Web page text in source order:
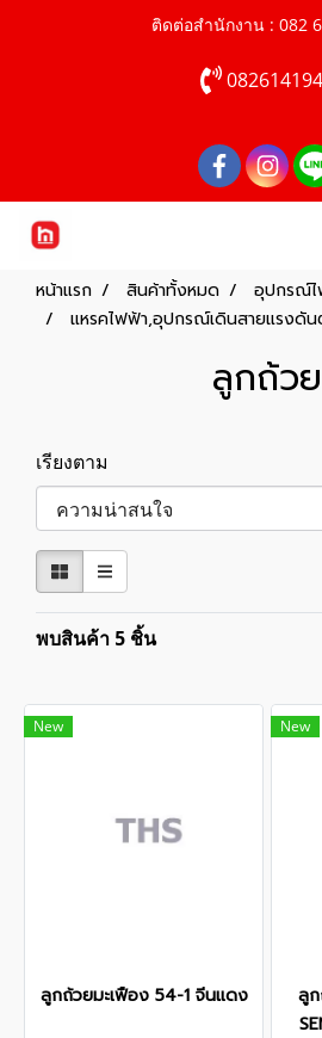
ติดต่อสำนักงาน : 082
หน้าแรก สินค้าทั้งหมด
อุปกรณ์ไ
แหรคไฟฟ้า,อุปกรณ์เดินสายแรงดัน
ลูกถ้วย
เรียงตาม
พบสินค้า 5 ชิ้น
New
ลูกถ้วยมะเฟือง 54-1 จีนแดง
New
ลู